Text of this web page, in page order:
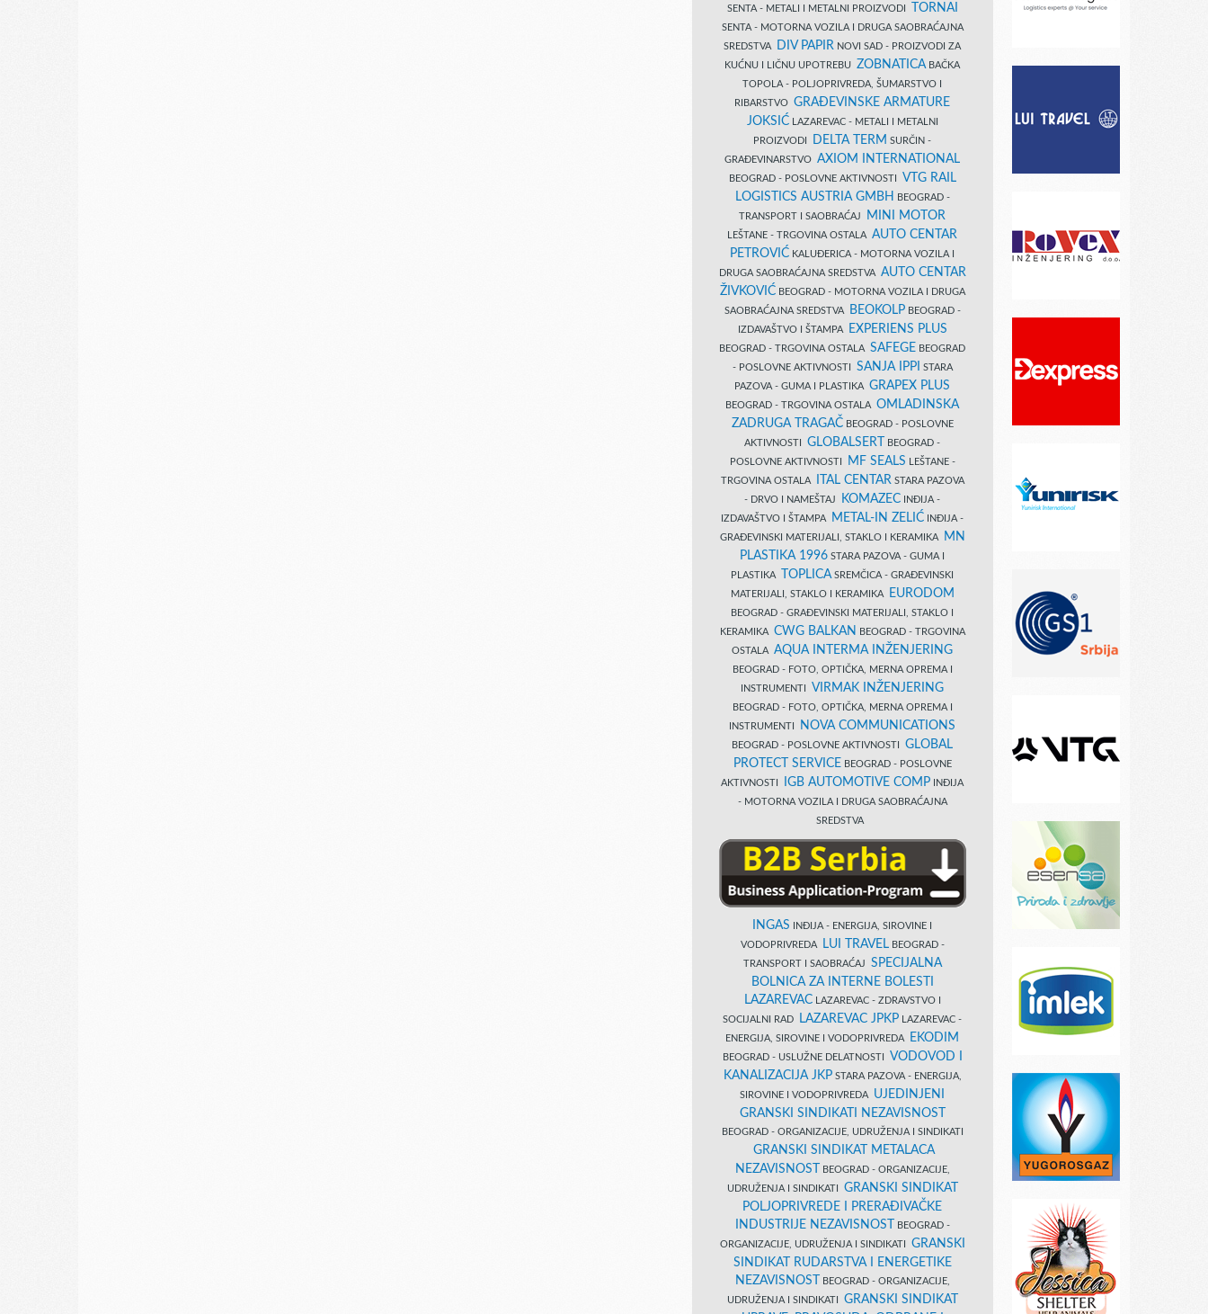
SENTA - METALI I METALNI PROIZVODI TORNAI
SENTA - MOTORNA VOZILA I DRUGA SAOBRAĆAJNA
SREDSTVA
DIV PAPIR NOVI SAD - PROIZVODI ZA
KUĆNU I LIČNU UPOTREBU ZOBNATICA BAČKA
TOPOLA - POLJOPRIVREDA, ŠUMARSTVO I
RIBARSTVO GRAĐEVINSKE ARMATURE
JOKSIĆLAZAREVAC - METALI I METALNI
PROIZVODI
DELTA TERM SURČIN -
GRAĐEVINARSTVO AXIOM INTERNATIONAL
BEOGRAD - POSLOVNE AKTIVNOSTI VTG RAIL
LOGISTICS AUSTRIA GMBH
BEOGRAD -
TRANSPORT I SAOBRAĆAJ
MINI MOTOR
LEŠTANE - TRGOVINA OSTALA AUTO CENTAR
PETROVIĆ KALUĐERICA - MOTORNA VOZILA I
DRUGA SAOBRAĆAJNA SREDSTVA AUTO CENTAR
ŽIVKOVIĆBEOGRAD - MOTORNA VOZILA I DRUGA
SAOBRAĆAJNA SREDSTVA
BEOKOLPBEOGRAD -
IZDAVAŠTVO I ŠTAMPA
EXPERIENS PLUS
BEOGRAD - TRGOVINA OSTALA SAFEGE BEOGRAD
- POSLOVNE AKTIVNOSTI SANJA IPPI
STARA
PAZOVA - GUMA I PLASTIKA GRAPEX PLUS
BEOGRAD - TRGOVINA OSTALA OMLADINSKA
ZADRUGA TRAGAČBEOGRAD - POSLOVNE
AKTIVNOSTI GLOBALSERT
BEOGRAD -
POSLOVNE AKTIVNOSTI
MF SEALS LEŠTANE -
TRGOVINA OSTALA
ITAL CENTAR STARA PAZOVA
- DRVO I NAMEŠTAJ
KOMAZEC INĐIJA -
IZDAVAŠTVO I ŠTAMPA
METAL-IN ZELIĆ INĐIJA -
GRAĐEVINSKI MATERIJALI, STAKLO I KERAMIKA
MN
PLASTIKA 1996 STARA PAZOVA - GUMA I
PLASTIKA
TOPLICA SREMČICA - GRAĐEVINSKI
MATERIJALI, STAKLO I KERAMIKA
EURODOM
BEOGRAD - GRAĐEVINSKI MATERIJALI, STAKLO I
KERAMIKA CWG BALKAN
BEOGRAD - TRGOVINA
OSTALA AQUA INTERMA INŽENJERING
BEOGRAD - FOTO, OPTIČKA, MERNA OPREMA I
INSTRUMENTI VIRMAK INŽENJERING
BEOGRAD - FOTO, OPTIČKA, MERNA OPREMA I
INSTRUMENTI
NOVA COMMUNICATIONS
BEOGRAD - POSLOVNE AKTIVNOSTI GLOBAL
PROTECT SERVICE BEOGRAD - POSLOVNE
AKTIVNOSTI
IGB AUTOMOTIVE COMP INĐIJA
- MOTORNA VOZILA I DRUGA SAOBRAĆAJNA
SREDSTVA
INGAS INĐIJA - ENERGIJA, SIROVINE I
VODOPRIVREDA
LUI TRAVELBEOGRAD -
TRANSPORT I SAOBRAĆAJ SPECIJALNA
BOLNICA ZA INTERNE BOLESTI
LAZAREVACLAZAREVAC - ZDRAVSTVO I
SOCIJALNI RAD
LAZAREVAC JPKP LAZAREVAC -
ENERGIJA, SIROVINE I VODOPRIVREDA
EKODIM
BEOGRAD - USLUŽNE DELATNOSTI VODOVOD I
KANALIZACIJA JKPSTARA PAZOVA - ENERGIJA,
SIROVINE I VODOPRIVREDA UJEDINJENI
GRANSKI SINDIKATI NEZAVISNOST
BEOGRAD - ORGANIZACIJE, UDRUŽENJA I SINDIKATI
GRANSKI SINDIKAT METALACA
NEZAVISNOST
BEOGRAD - ORGANIZACIJE,
UDRUŽENJA I SINDIKATI GRANSKI SINDIKAT
POLJOPRIVREDE I PRERAĐIVAČKE
INDUSTRIJE NEZAVISNOST
BEOGRAD -
ORGANIZACIJE, UDRUŽENJA I SINDIKATI GRANSKI
SINDIKAT RUDARSTVA I ENERGETIKE
NEZAVISNOST
BEOGRAD - ORGANIZACIJE,
UDRUŽENJA I SINDIKATI GRANSKI SINDIKAT